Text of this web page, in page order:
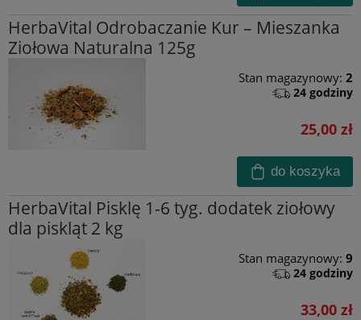
HerbaVital Odrobaczanie Kur – Mieszanka
Ziołowa Naturalna 125g
Stan magazynowy: 2
24 godziny
25,00 zł
do koszyka
HerbaVital Pisklę 1-6 tyg. dodatek ziołowy
dla piskląt 2 kg
Stan magazynowy: 9
24 godziny
33,00 zł